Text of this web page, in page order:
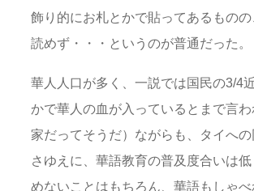
飾り的にお札とかで貼ってあるもの
読めず・・・というのが普通だった。
華人人口が多く、一説では国民の3/4
かで華人の血が入っているとまで言
家だってそうだ）ながらも、タイへ
さゆえに、華語教育の普及度合いは
めないことはもちろん、華語もしゃ